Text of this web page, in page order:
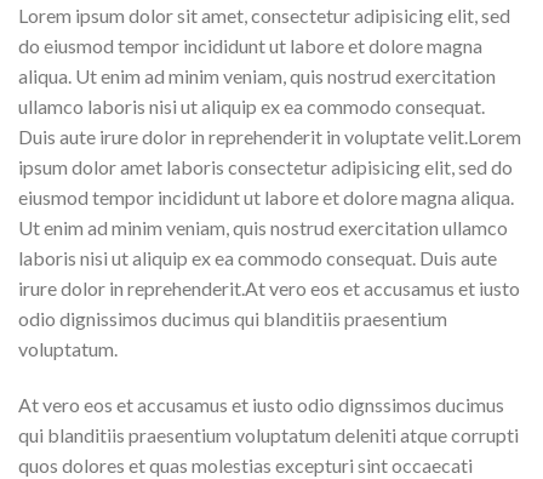
Lorem ipsum dolor sit amet, consectetur adipisicing elit, sed
do eiusmod tempor incididunt ut labore et dolore magna
aliqua. Ut enim ad minim veniam, quis nostrud exercitation
ullamco laboris nisi ut aliquip ex ea commodo consequat.
Duis aute irure dolor in reprehenderit in voluptate velit.Lorem
ipsum dolor amet laboris consectetur adipisicing elit, sed do
eiusmod tempor incididunt ut labore et dolore magna aliqua.
Ut enim ad minim veniam, quis nostrud exercitation ullamco
laboris nisi ut aliquip ex ea commodo consequat. Duis aute
irure dolor in reprehenderit.At vero eos et accusamus et iusto
odio dignissimos ducimus qui blanditiis praesentium
voluptatum.
At vero eos et accusamus et iusto odio dignssimos ducimus
qui blanditiis praesentium voluptatum deleniti atque corrupti
quos dolores et quas molestias excepturi sint occaecati